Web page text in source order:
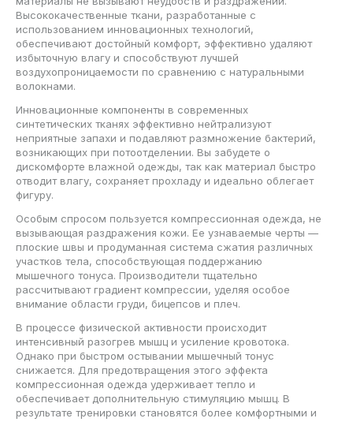
Высококачественные ткани, разработанные с
использованием инновационных технологий,
обеспечивают достойный комфорт, эффективно удаляют
избыточную влагу и способствуют лучшей
воздухопроницаемости по сравнению с натуральными
волокнами.
Инновационные компоненты в современных
синтетических тканях эффективно нейтрализуют
неприятные запахи и подавляют размножение бактерий,
возникающих при потоотделении. Вы забудете о
дискомфорте влажной одежды, так как материал быстро
отводит влагу, сохраняет прохладу и идеально облегает
фигуру.
Особым спросом пользуется компрессионная одежда, не
вызывающая раздражения кожи. Ее узнаваемые черты —
плоские швы и продуманная система сжатия различных
участков тела, способствующая поддержанию
мышечного тонуса. Производители тщательно
рассчитывают градиент компрессии, уделяя особое
внимание области груди, бицепсов и плеч.
В процессе физической активности происходит
интенсивный разогрев мышц и усиление кровотока.
Однако при быстром остывании мышечный тонус
снижается. Для предотвращения этого эффекта
компрессионная одежда удерживает тепло и
обеспечивает дополнительную стимуляцию мышц. В
результате тренировки становятся более комфортными и